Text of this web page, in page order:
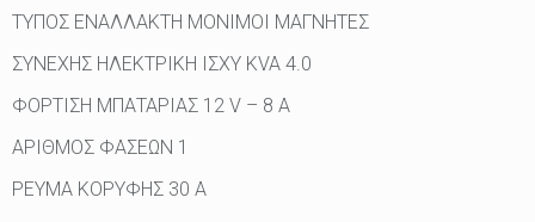
ΤΥΠΟΣ ΕΝΑΛΛΑΚΤΗ ΜΟΝΙΜΟΙ ΜΑΓΝΗΤΕΣ
ΣΥΝΕΧΗΣ ΗΛΕΚΤΡΙΚΗ ΙΣΧΥ KVA 4.0
ΦΟΡΤΙΣΗ ΜΠΑΤΑΡΙΑΣ 12 V – 8 A
ΑΡΙΘΜΟΣ ΦΑΣΕΩΝ 1
ΡΕΥΜΑ ΚΟΡΥΦΗΣ 30 Α